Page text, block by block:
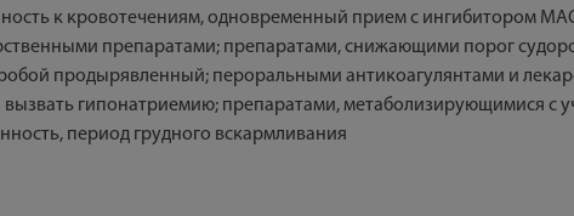
к кровотечениям, одновременный прием с ингибитором
препаратами; препаратами, снижающими порог
продырявленный; пероральными антикоагулянтами и
гипонатриемию; препаратами, метаболизирующимися с
период грудного вскармливания